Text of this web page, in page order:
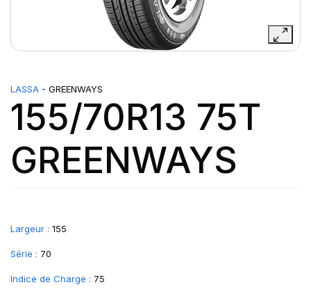
LASSA - GREENWAYS
155/70R13 75T
GREENWAYS
Largeur : 155
Série : 70
Indice de Charge : 75